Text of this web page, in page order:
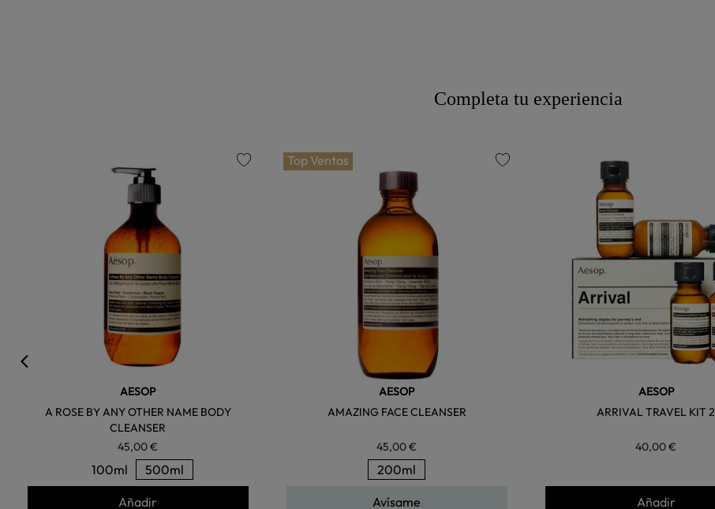
Completa tu experiencia
AESOP
A ROSE BY ANY OTHER NAME BODY
CLEANSER
45,00 €
100ml 500ml
Añadir
Top Ventas
AESOP
AMAZING FACE CLEANSER
45,00 €
200ml
Avísame
AESOP
ARRIVAL TRAVEL KIT 2
40,00 €
Añadir